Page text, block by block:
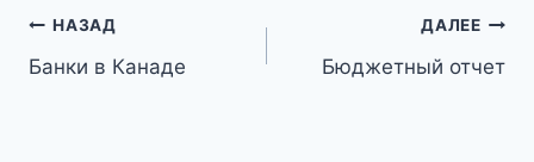
Навигация
по
НАЗАД
Банки в Канаде
ДАЛЕЕ
Бюджетный отчет